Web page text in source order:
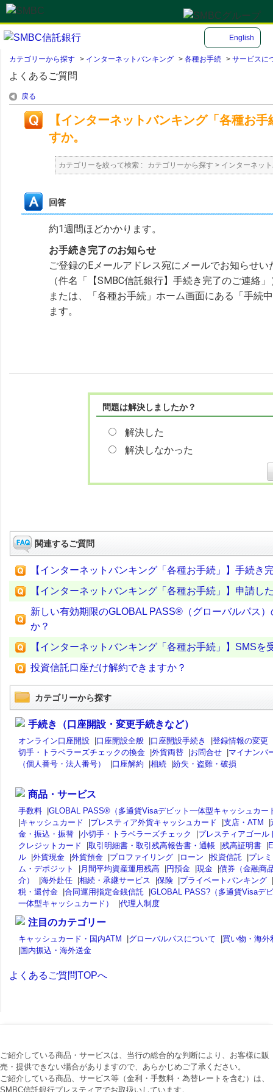
English
カテゴリーから探す > インターネットバンキング > 各種お手続 > サービスに
よくあるご質問
戻る
【インターネットバンキング「各種お
すか。
カテゴリーを絞って検索 : カテゴリーから探す > インターネッ
回答
約1週間ほどかかります。
お手続き完了のお知らせ
ご登録のEメールアドレス宛にメールでお知らせい
（件名「【SMBC信託銀行】手続き完了のご連絡」
または、「各種お手続」ホーム画面にある「手続
ます。
問題は解決しましたか？
解決した
解決しなかった
関連するご質問
【インターネットバンキング「各種お手続」】手続き
【インターネットバンキング「各種お手続」】申請
新しい有効期限のGLOBAL PASS®（グローバルパス
か？
【インターネットバンキング「各種お手続」】SMSを
投資信託口座だけ解約できますか？
カテゴリーから探す
手続き（口座開設・変更手続きなど）
オンライン口座開設 |口座開設全般 |口座開設手続き |登録情報の変更
切手・トラベラーズチェックの換金 |外貨両替 |お問合せ |マイナンバ
（個人番号・法人番号）
|口座解約 |相続 |紛失・盗難・破損
商品・サービス
手数料 |GLOBAL PASS®（多通貨Visaデビット一体型キャッシュカー
|キャッシュカード |プレスティア外貨キャッシュカード |支店・ATM |
金・振込・振替 |小切手・トラベラーズチェック |プレスティアゴール
クレジットカード
|取引明細書・取引残高報告書・通帳 |残高証明書 |
ル |外貨現金 |外貨預金 |プロファイリング |ローン |投資信託 |プレ
ム・デポジット
| 月間平均資産運用残高 |円預金 |現金 |債券（金融商
介）
|海外赴任 |相続・承継サービス |保険 |プライベートバンキング |
税・還付金 |合同運用指定金銭信託 |GLOBAL PASS?（多通貨Visaデ
一体型キャッシュカード）
|代理人制度
注目のカテゴリー
キャッシュカード・国内ATM |グローバルパスについて |買い物・海外
|国内振込・海外送金
よくあるご質問TOPへ
ご紹介している商品・サービスは、当行の総合的な判断により、お客様に販
売・提供できない場合がありますので、あらかじめご了承ください。
ご紹介している商品、サービス等（金利・手数料・為替レートを含む）は、
SMBC信託銀行プレスティアでお取扱いしています。